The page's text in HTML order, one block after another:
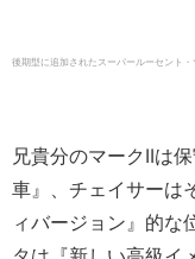
後期型に追加されたスーパールーセン
兄貴分のマークIIは
車』、チェイサーは
ィバージョン』的な